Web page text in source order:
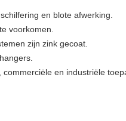
en blote afwerking.
voorkomen.
zijn zink gecoat.
en industriële